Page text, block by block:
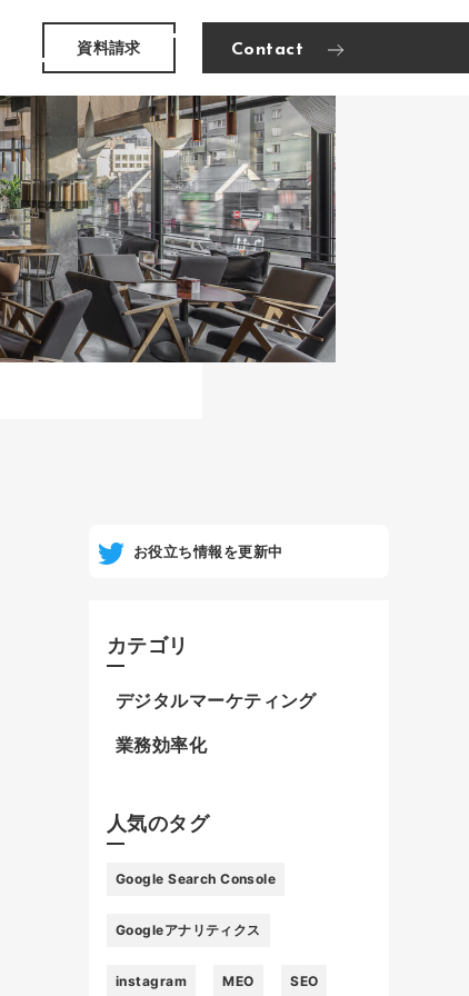
資料請求 Contact
お役立ち情報を更新中
カテゴリ
デジタルマーケティング
業務効率化
人気のタグ
Google Search Console
Googleアナリティクス
instagram MEO SEO